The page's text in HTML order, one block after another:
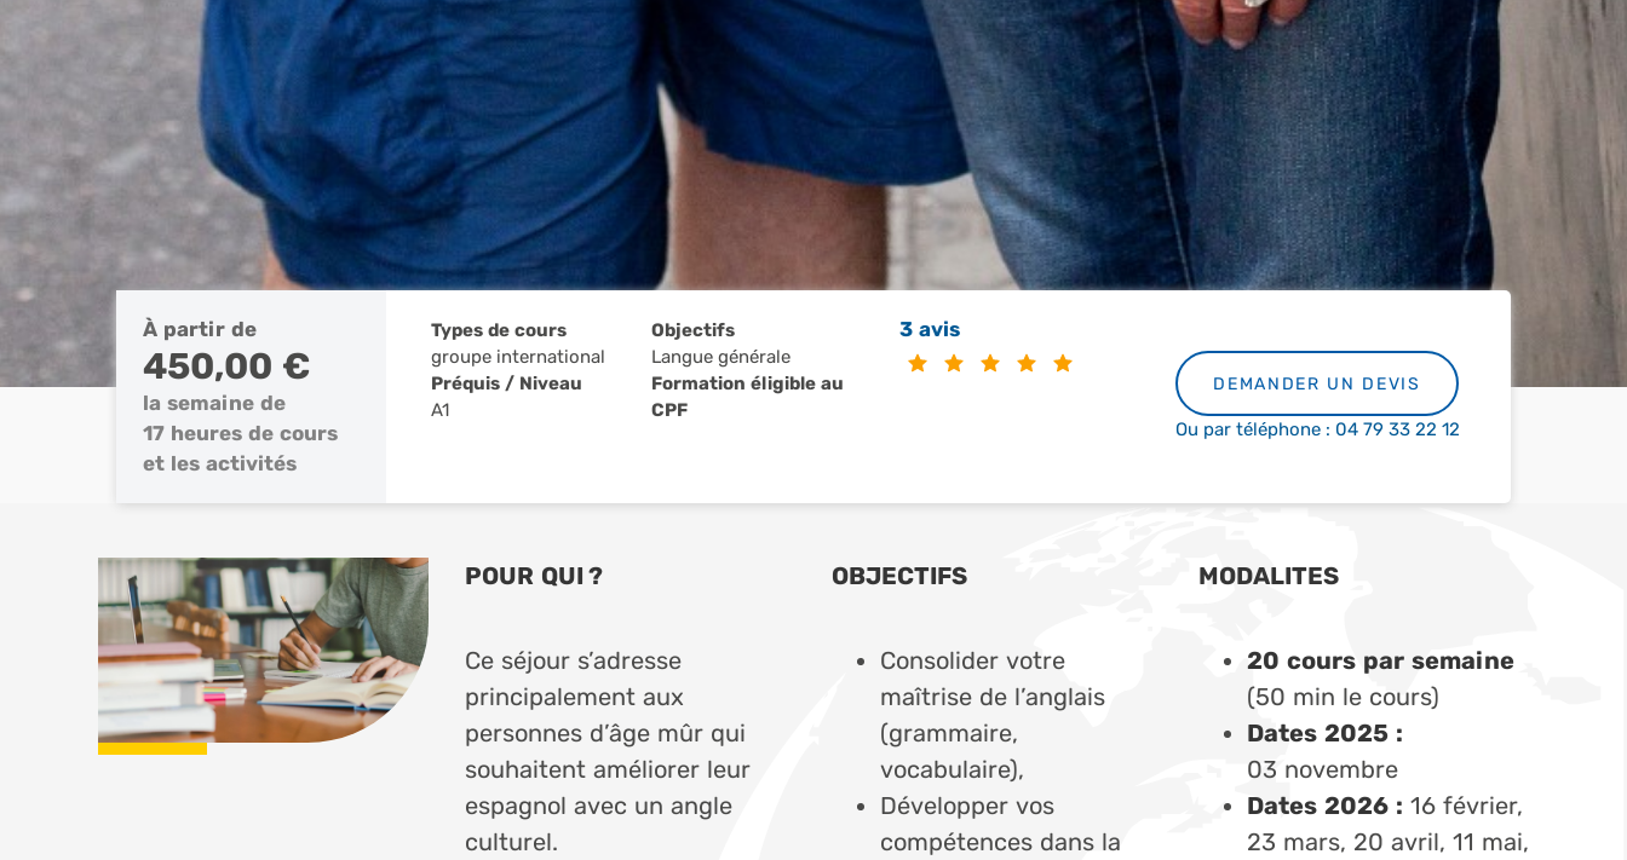
À partir de
450,00 €
la semaine de
17 heures de cours
et les activités
Types de cours
groupe international
Préquis / Niveau
A1
Objectifs
Langue générale
Formation éligible au
CPF
3 avis
DEMANDER UN DEVIS
Ou par téléphone : 04 79 33 22 12
POUR QUI ?
Ce séjour s’adresse
principalement aux
personnes d’âge mûr qui
souhaitent améliorer leur
espagnol avec un angle
culturel.
OBJECTIFS
Consolider votre
maîtrise de l’anglais
(grammaire,
vocabulaire),
Développer vos
compétences dans la
MODALITES
20 cours par semaine
(50 min le cours)
Dates 2025 :
03 novembre
Dates 2026 : 16 février,
23 mars, 20 avril, 11 mai,